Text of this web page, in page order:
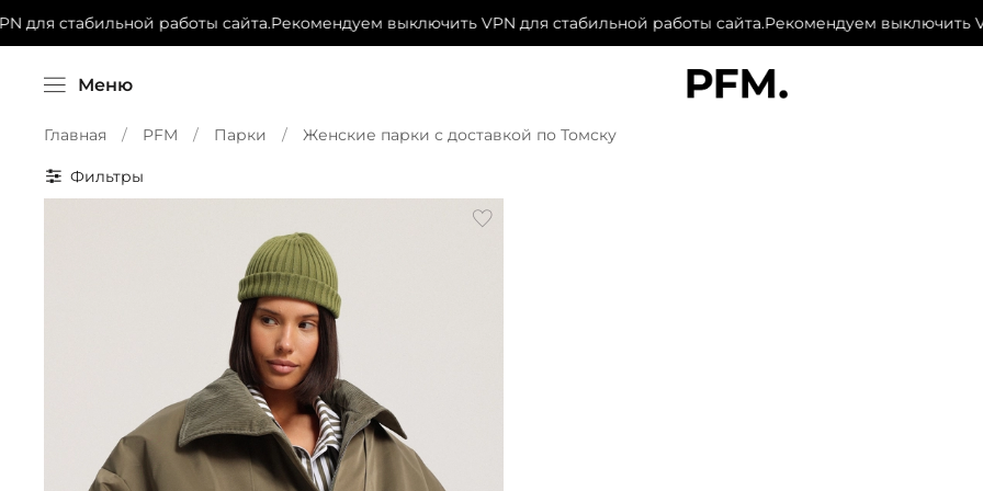
стабильной работы сайта.Рекомендуем выключить VPN для стабильной работы сайта.Рекомендуем выключить
Меню
Главная PFM Парки Женские парки с доставкой по Томску
Фильтры